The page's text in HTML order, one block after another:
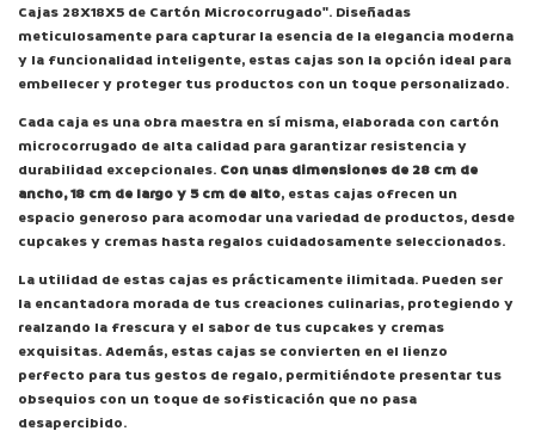
Cajas 28X18X5 de Cartón Microcorrugado". Diseñadas
meticulosamente para capturar la esencia de la elegancia moderna
y la funcionalidad inteligente, estas cajas son la opción ideal para
embellecer y proteger tus productos con un toque personalizado.
Cada caja es una obra maestra en sí misma, elaborada con cartón
microcorrugado de alta calidad para garantizar resistencia y
durabilidad excepcionales. Con unas dimensiones de 28 cm de
ancho, 18 cm de largo y 5 cm de alto, estas cajas ofrecen un
espacio generoso para acomodar una variedad de productos, desde
cupcakes y cremas hasta regalos cuidadosamente seleccionados.
La utilidad de estas cajas es prácticamente ilimitada. Pueden ser
la encantadora morada de tus creaciones culinarias, protegiendo y
realzando la frescura y el sabor de tus cupcakes y cremas
exquisitas. Además, estas cajas se convierten en el lienzo
perfecto para tus gestos de regalo, permitiéndote presentar tus
obsequios con un toque de sofisticación que no pasa
desapercibido.